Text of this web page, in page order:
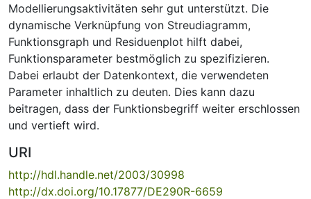
Modellierungsaktivitäten sehr gut unterstützt. Die
dynamische Verknüpfung von Streudiagramm,
Funktionsgraph und Residuenplot hilft dabei,
Funktionsparameter bestmöglich zu spezifizieren.
Dabei erlaubt der Datenkontext, die verwendeten
Parameter inhaltlich zu deuten. Dies kann dazu
beitragen, dass der Funktionsbegriff weiter erschlossen
und vertieft wird.
URI
http://hdl.handle.net/2003/30998
http://dx.doi.org/10.17877/DE290R-6659